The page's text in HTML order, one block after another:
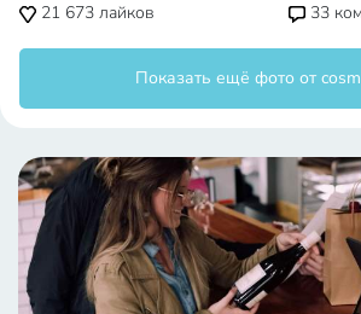
21 673 лайков 33
Показать ещё фото от